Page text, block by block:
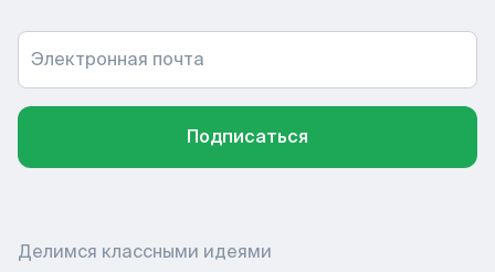
Электронная почта
Подписаться
Делимся классными идеями